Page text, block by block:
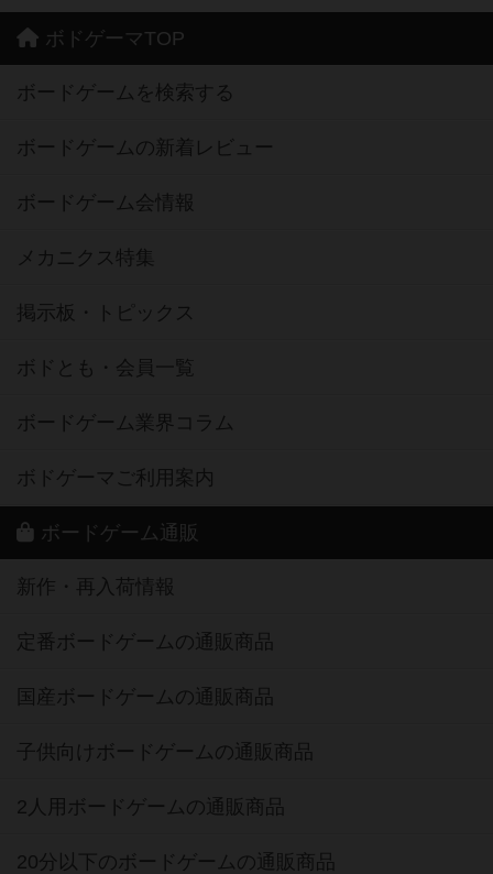
ボドゲーマTOP
ボードゲームを検索する
ボードゲームの新着レビュー
ボードゲーム会情報
メカニクス特集
掲示板・トピックス
ボドとも・会員一覧
ボードゲーム業界コラム
ボドゲーマご利用案内
ボードゲーム通販
新作・再入荷情報
定番ボードゲームの通販商品
国産ボードゲームの通販商品
子供向けボードゲームの通販商品
2人用ボードゲームの通販商品
20分以下のボードゲームの通販商品